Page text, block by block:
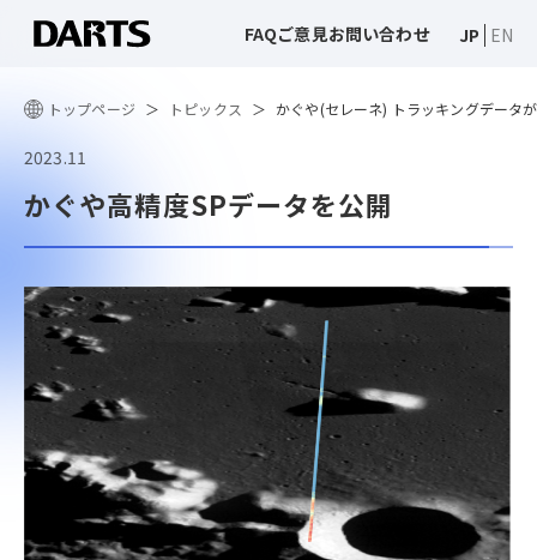
FAQご意見お問い合わせ JP EN
トップページ トピックス かぐや(セレーネ) トラッキングデータ
2023.11
かぐや高精度SPデータを公開